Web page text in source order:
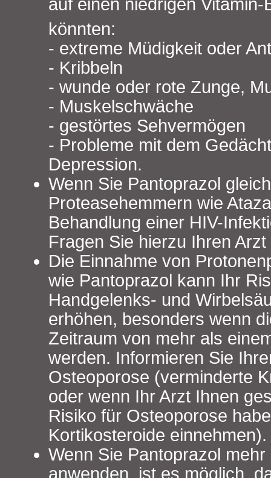
auf einen niedrigen Vitamin-
könnten:
- extreme Müdigkeit oder
- Kribbeln
- wunde oder rote Zunge,
- Muskelschwäche
- gestörtes Sehvermögen
- Probleme mit dem
Depression.
Wenn Sie Pantoprazol
Proteasehemmern wie
Behandlung einer HIV-
Fragen Sie hierzu Ihren
Die Einnahme von
wie Pantoprazol kann Ihr
Handgelenks- und
erhöhen, besonders wenn
Zeitraum von mehr als
werden. Informieren Sie
Osteoporose (verminderte
oder wenn Ihr Arzt Ihnen
Risiko für Osteoporose
Kortikosteroide einnehmen).
Wenn Sie Pantoprazol
anwenden, ist es möglich,